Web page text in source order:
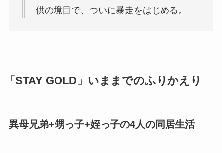
供の境目で、ついに暴走をはじめる。
「STAY GOLD」いままでのふりかえり
異母兄弟+甥っ子+姪っ子の4人の同居生活